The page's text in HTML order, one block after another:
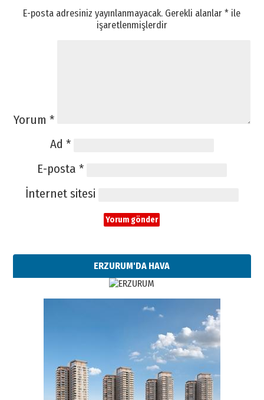
E-posta adresiniz yayınlanmayacak. Gerekli alanlar* ile
işaretlenmişlerdir
Yorum *
Ad *
E-posta *
İnternet sitesi
ERZURUM'DA HAVA